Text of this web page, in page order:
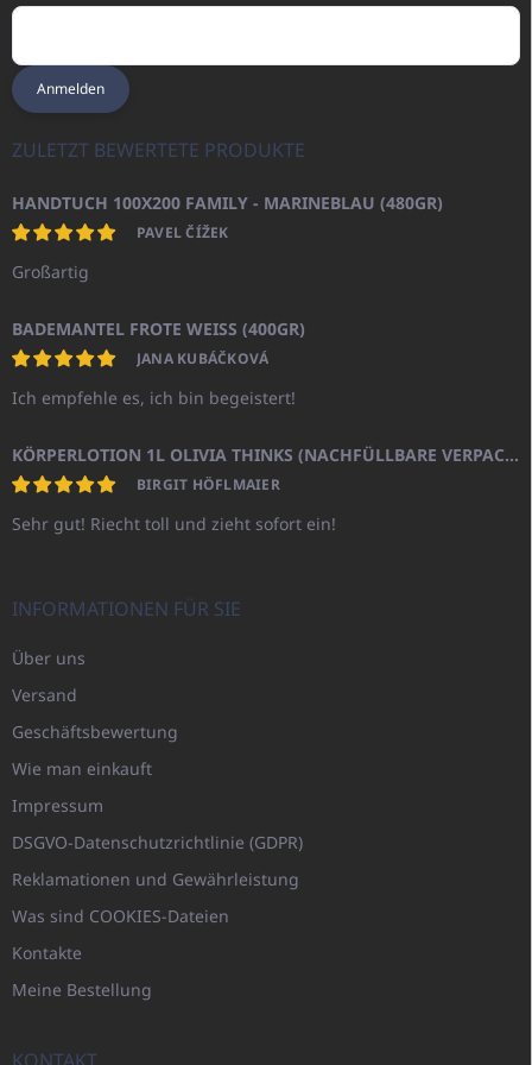
Anmelden
ZULETZT BEWERTETE PRODUKTE
HANDTUCH 100X200 FAMILY - MARINEBLAU (480GR)
PAVEL ČÍŽEK
Großartig
BADEMANTEL FROTE WEISS (400GR)
JANA KUBÁČKOVÁ
Ich empfehle es, ich bin begeistert!
KÖRPERLOTION 1L OLIVIA THINKS (NACHFÜLLBARE VERPACKUNG)
BIRGIT HÖFLMAIER
Sehr gut! Riecht toll und zieht sofort ein!
INFORMATIONEN FÜR SIE
Über uns
Versand
Geschäftsbewertung
Wie man einkauft
Impressum
DSGVO-Datenschutzrichtlinie (GDPR)
Reklamationen und Gewährleistung
Was sind COOKIES-Dateien
Kontakte
Meine Bestellung